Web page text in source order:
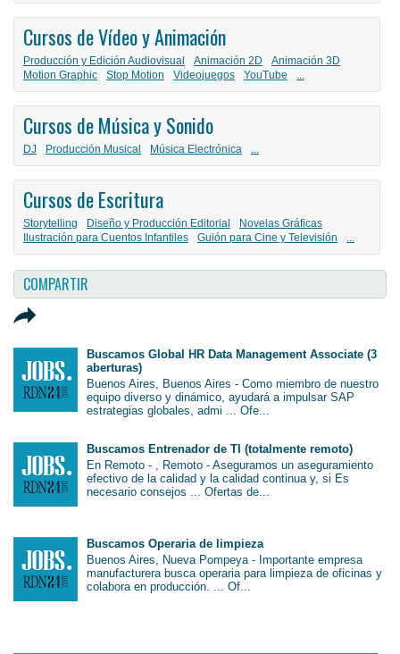
Cursos de Vídeo y Animación
Producción y Edición Audiovisual Animación 2D
Animación 3D
Motion Graphic
Stop Motion Videojuegos YouTube ...
Cursos de Música y Sonido
DJ Producción Musical Música Electrónica ...
Cursos de Escritura
Storytelling Diseño y Producción Editorial
Novelas Gráficas
Ilustración para Cuentos Infantiles
Guión para Cine y Televisión ...
COMPARTIR
Buscamos Global HR Data Management Associate (3
aberturas)
Buenos Aires, Buenos Aires - Como miembro de nuestro
equipo diverso y dinámico, ayudará a impulsar SAP
estrategias globales, admi ... Ofe...
Buscamos Entrenador de TI (totalmente remoto)
En Remoto - , Remoto - Aseguramos un aseguramiento
efectivo de la calidad y la calidad continua y, si Es
necesario consejos ... Ofertas de...
Buscamos Operaria de limpieza
Buenos Aires, Nueva Pompeya - Importante empresa
manufacturera busca operaria para limpieza de oficinas y
colabora en producción. ... Of...